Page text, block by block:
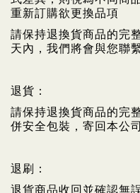
重新訂購欲更換品項
請保持退換貨商品的完
天內，我們將會與您聯
退貨：
請保持退換貨商品的完
併安全包裝，寄回本公司
退刷：
退貨商品收回並確認無